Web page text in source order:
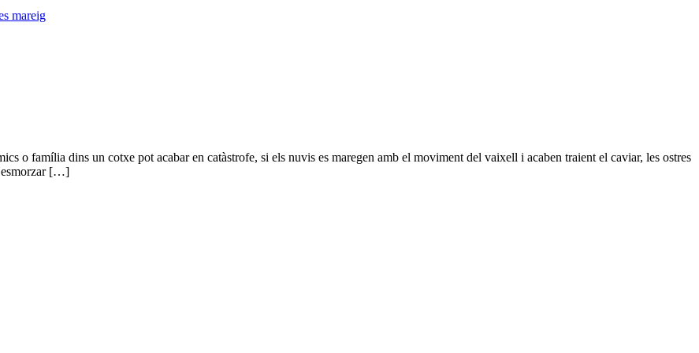
mareig
o família dins un cotxe pot acabar en catàstrofe, si els nuvis es maregen amb el moviment del vaixell i acaben traient el caviar, les ostres
[…]